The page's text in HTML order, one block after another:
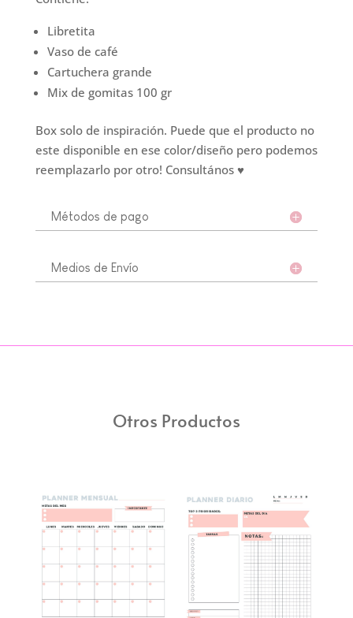
Libretita
Vaso de café
Cartuchera grande
Mix de gomitas 100 gr
Box solo de inspiración. Puede que el producto no
este disponible en ese color/diseño pero podemos
reemplazarlo por otro! Consultános ♥
Métodos de pago
Medios de Envío
Otros Productos